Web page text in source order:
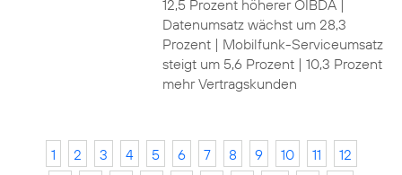
12,5 Prozent höherer OIBDA |
Datenumsatz wächst um 28,3
Prozent | Mobilfunk-Serviceumsatz
steigt um 5,6 Prozent | 10,3 Prozent
mehr Vertragskunden
1 2 3 4 5 6 7 8 9 10 11
12